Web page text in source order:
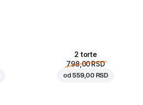
2 torte
798,00 RSD
od559,00 RSD